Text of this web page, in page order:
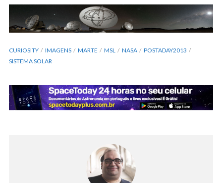
CURIOSITY IMAGENS MARTE MSL NASA
POSTADAY2013
SISTEMA SOLAR